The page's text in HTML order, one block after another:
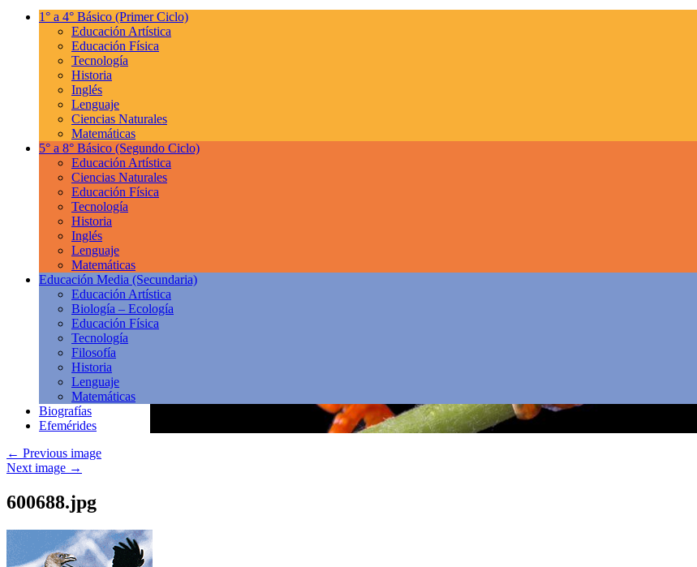
1° a 4° Básico (Primer Ciclo)
Educación Artística
Educación Física
Tecnología
Historia
Inglés
Lenguaje
Ciencias Naturales
Matemáticas
5° a 8° Básico (Segundo Ciclo)
Educación Artística
Ciencias Naturales
Educación Física
Tecnología
Historia
Inglés
Lenguaje
Matemáticas
Educación Media (Secundaria)
Educación Artística
Biología – Ecología
Educación Física
Tecnología
Filosofía
Historia
Lenguaje
Matemáticas
Biografías
Efemérides
← Previous image
Next image →
600688.jpg